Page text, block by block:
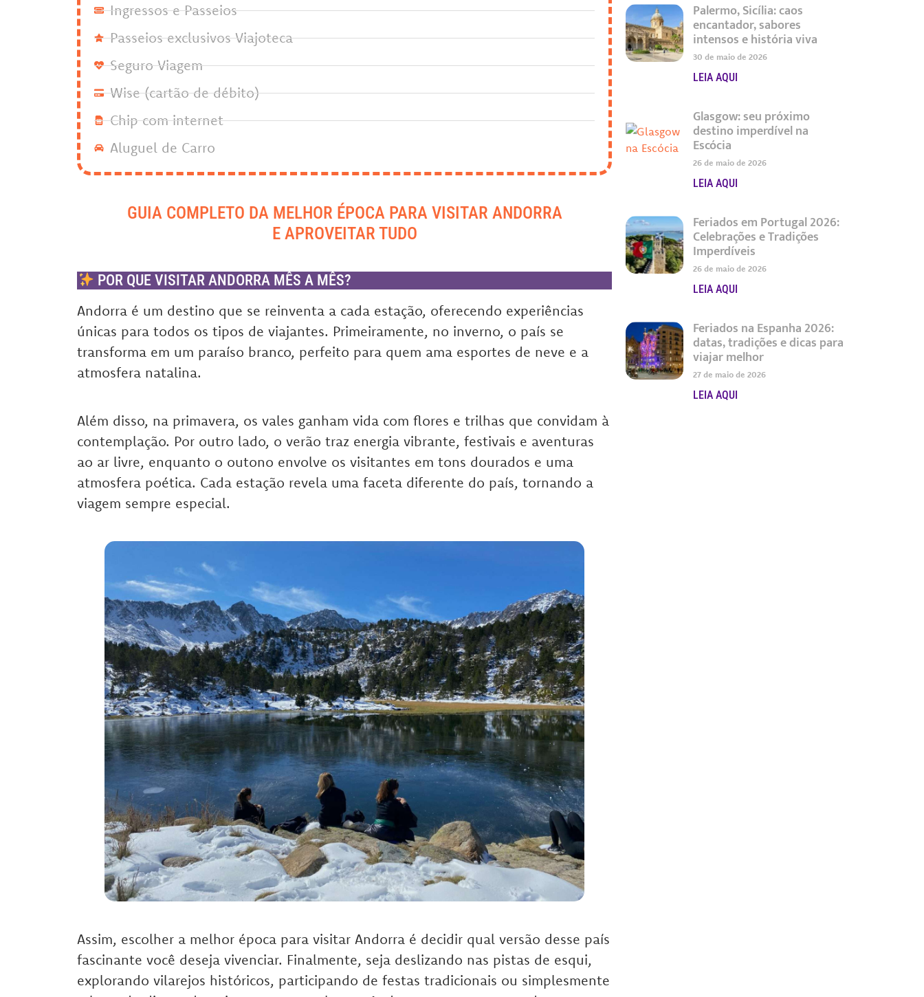
Ingressos e Passeios
Passeios exclusivos Viajoteca
Seguro Viagem
Wise (cartão de débito)
Chip com internet
Aluguel de Carro
GUIA COMPLETO DA MELHOR ÉPOCA PARA VISITAR ANDORRA
E APROVEITAR TUDO
POR QUE VISITAR ANDORRA MÊS A MÊS?
Andorra é um destino que se reinventa a cada estação, oferecendo experiências
únicas para todos os tipos de viajantes. Primeiramente, no inverno, o país se
transforma em um paraíso branco, perfeito para quem ama esportes de neve e a
atmosfera natalina.
Além disso, na primavera, os vales ganham vida com flores e trilhas que convidam à
contemplação. Por outro lado, o verão traz energia vibrante, festivais e aventuras
ao ar livre, enquanto o outono envolve os visitantes em tons dourados e uma
atmosfera poética. Cada estação revela uma faceta diferente do país, tornando a
viagem sempre especial.
Assim, escolher a melhor época para visitar Andorra é decidir qual versão desse país
fascinante você deseja vivenciar. Finalmente, seja deslizando nas pistas de esqui,
explorando vilarejos históricos, participando de festas tradicionais ou simplesmente
Palermo, Sicília: caos
encantador, sabores
intensos e história viva
30 de maio de 2026
LEIA AQUI
Glasgow: seu próximo
destino imperdível na
Escócia
26 de maio de 2026
LEIA AQUI
Feriados em Portugal 2026:
Celebrações e Tradições
Imperdíveis
26 de maio de 2026
LEIA AQUI
Feriados na Espanha 2026:
datas, tradições e dicas para
viajar melhor
27 de maio de 2026
LEIA AQUI